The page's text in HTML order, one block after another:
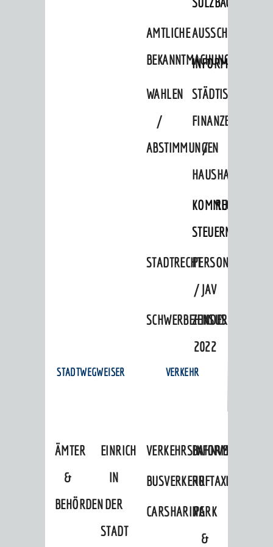
AMTLICHE
BEKANNTMACHUNGEN
WAHLEN
/
ABSTIMMUNGEN
STÄDTISCHE
FINANZEN
/
HAUSHALT
KOMMUNALE
STEUERN
STADTRECHTPERSONALRAT
/ JAV
ZENSUS
2022
STADTWEGWEISER
ÄMTER
&
BEHÖRDEN
EINRICHTUNGEN
IN
DER
STADT
VERKEHR
VERKEHRSINFORMATIONEN
BAHNVERKEHR
BUSVERKEHRRUFTAXI
CARSHARINGPARK
&